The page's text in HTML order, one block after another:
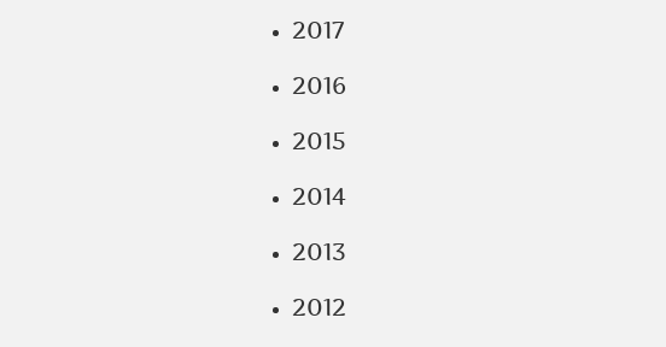
2017
2016
2015
2014
2013
2012